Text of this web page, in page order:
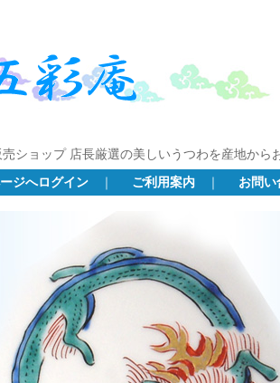
ショップ 店長厳選の美しいうつわを産地から
ジへログイン ｜ ご利用案内 ｜ お問い